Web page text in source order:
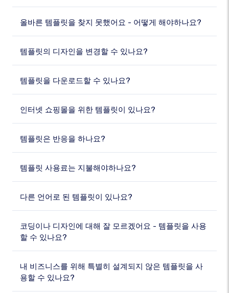
올바른 템플릿을 찾지 못했어요 - 어떻게 해야하나요?
템플릿의 디자인을 변경할 수 있나요?
템플릿을 다운로드할 수 있나요?
인터넷 쇼핑몰을 위한 템플릿이 있나요?
템플릿은 반응을 하나요?
템플릿 사용료는 지불해야하나요?
다른 언어로 된 템플릿이 있나요?
코딩이나 디자인에 대해 잘 모르겠어요 - 템플릿을 사용
할 수 있나요?
내 비즈니스를 위해 특별히 설계되지 않은 템플릿을 사
용할 수 있나요?